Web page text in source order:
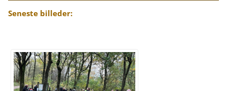
Seneste billeder: